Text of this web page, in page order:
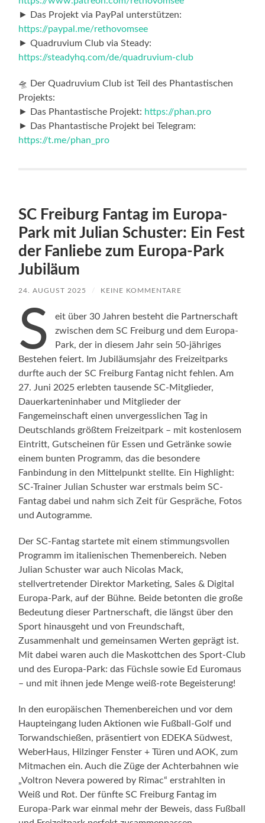
► Das Projekt via PayPal unterstützen:
https://paypal.me/rethovomsee
► Quadruvium Club via Steady:
https://steadyhq.com/de/quadruvium-club
🛸 Der Quadruvium Club ist Teil des Phantastischen
Projekts:
► Das Phantastische Projekt: https://phan.pro
► Das Phantastische Projekt bei Telegram:
https://t.me/phan_pro
SC Freiburg Fantag im Europa-
Park mit Julian Schuster: Ein Fest
der Fanliebe zum Europa-Park
Jubiläum
24. AUGUST 2025 / KEINE KOMMENTARE
S
eit über 30 Jahren besteht die Partnerschaft
zwischen dem SC Freiburg und dem Europa-
Park, der in diesem Jahr sein 50-jähriges
Bestehen feiert. Im Jubiläumsjahr des Freizeitparks
durfte auch der SC Freiburg Fantag nicht fehlen. Am
27. Juni 2025 erlebten tausende SC-Mitglieder,
Dauerkarteninhaber und Mitglieder der
Fangemeinschaft einen unvergesslichen Tag in
Deutschlands größtem Freizeitpark – mit kostenlosem
Eintritt, Gutscheinen für Essen und Getränke sowie
einem bunten Programm, das die besondere
Fanbindung in den Mittelpunkt stellte. Ein Highlight:
SC-Trainer Julian Schuster war erstmals beim SC-
Fantag dabei und nahm sich Zeit für Gespräche, Fotos
und Autogramme.
Der SC-Fantag startete mit einem stimmungsvollen
Programm im italienischen Themenbereich. Neben
Julian Schuster war auch Nicolas Mack,
stellvertretender Direktor Marketing, Sales & Digital
Europa-Park, auf der Bühne. Beide betonten die große
Bedeutung dieser Partnerschaft, die längst über den
Sport hinausgeht und von Freundschaft,
Zusammenhalt und gemeinsamen Werten geprägt ist.
Mit dabei waren auch die Maskottchen des Sport-Club
und des Europa-Park: das Füchsle sowie Ed Euromaus
– und mit ihnen jede Menge weiß-rote Begeisterung!
In den europäischen Themenbereichen und vor dem
Haupteingang luden Aktionen wie Fußball-Golf und
Torwandschießen, präsentiert von EDEKA Südwest,
WeberHaus, Hilzinger Fenster + Türen und AOK, zum
Mitmachen ein. Auch die Züge der Achterbahnen wie
„Voltron Nevera powered by Rimac“ erstrahlten in
Weiß und Rot. Der fünfte SC Freiburg Fantag im
Europa-Park war einmal mehr der Beweis, dass Fußball